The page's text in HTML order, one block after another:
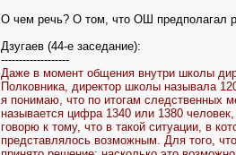
О чем речь? О том, что ОШ предполагал
Дзугаев (44-е заседание):
-------------------
Даже в момент общения внутри школы
Полковника, директор школы называла
я понимаю, что по итогам следственных
называется цифра 1340 или 1380
говорю к тому, что в такой ситуации, в
представлялось возможным. Для того,